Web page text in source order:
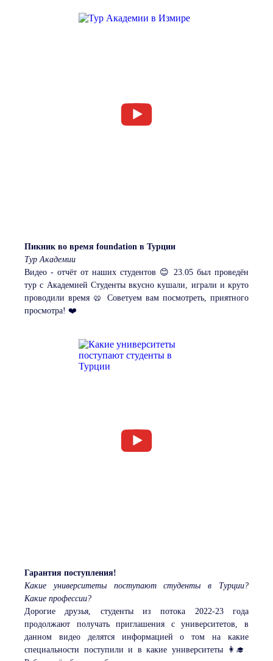
Пикник во время foundation в Турции
Тур Академии
Видео - отчёт от наших студентов 😊 23.05 был проведён
тур с Академией Студенты вкусно кушали, играли и круто
проводили время 🥨 Советуем вам посмотреть, приятного
просмотра! ❤️
Гарантия поступления!
Какие университеты поступают студенты в Турции?
Какие профессии?
Дорогие друзья, студенты из потока 2022-23 года
продолжают получать приглашения с университетов, в
данном видео делятся информацией о том на какие
специальности поступили и в какие университеты 👩‍🎓